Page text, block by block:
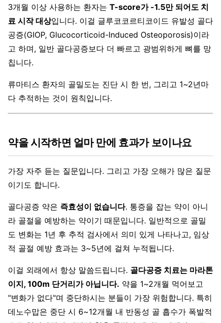
3개월 이상 사용하는 환자는 T-score가 -1.5만 되어도 치
료 시작 대상입니다. 이걸 글루코코르티코이드 유발성 골다
공증(GIOP, Glucocorticoid-Induced Osteoporosis)이라
고 하며, 일반 골다공증보다 더 빠르고 광범위하게 뼈를 망
칩니다.
류마티스 환자의 골밀도는 진단 시 한 번, 그리고 1~2년마
다 추적하는 것이 원칙입니다.
약을 시작하면 얼마 만에 효과가 보이나요
가장 자주 듣는 질문입니다. 그리고 가장 오해가 많은 질문
이기도 합니다.
골다공증 약은 즉효성이 없습니다. 통증을 잡는 약이 아니
라 골절을 예방하는 약이기 때문입니다. 일반적으로 골밀
도 변화는 1년 후 추적 검사에서 의미 있게 나타나고, 임상
적 골절 예방 효과는 3~5년에 걸쳐 누적됩니다.
이걸 외래에서 항상 말씀드립니다. 골다공증 치료는 마라톤
이지, 100m 단거리가 아닙니다. 약을 1~2개월 먹어보고
"변화가 없다"며 중단하시는 분들이 가장 위험합니다. 특히
데노수맙은 중단 시 6~12개월 내 반동성 골 흡수가 폭발적